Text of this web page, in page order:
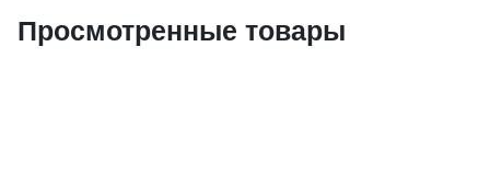
Просмотренные товары